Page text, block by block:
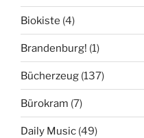
Biokiste (4)
Brandenburg! (1)
Bücherzeug (137)
Bürokram (7)
Daily Music (49)